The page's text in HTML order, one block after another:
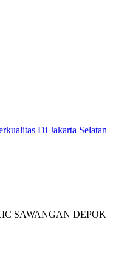
Di Jakarta Selatan
SAWANGAN DEPOK